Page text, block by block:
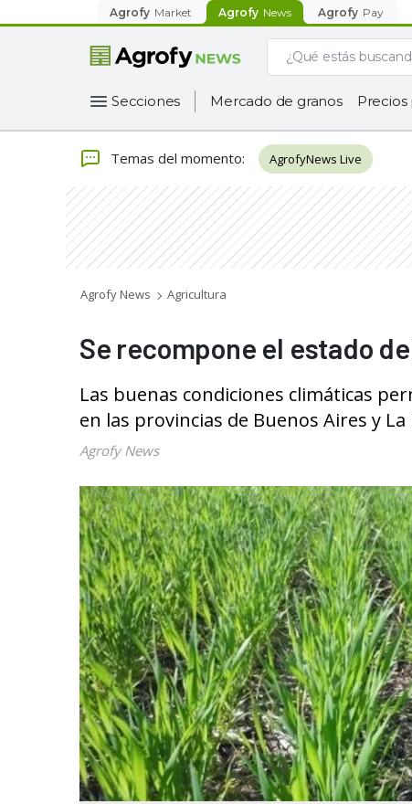
Agrofy Market Agrofy News Agrofy Pay
Secciones Mercado de granos Precios
Temas del momento: AgrofyNews Live
Agrofy News Agricultura
Se recompone el estado
Las buenas condiciones climáticas
en las provincias de Buenos Aires y La
Agrofy News